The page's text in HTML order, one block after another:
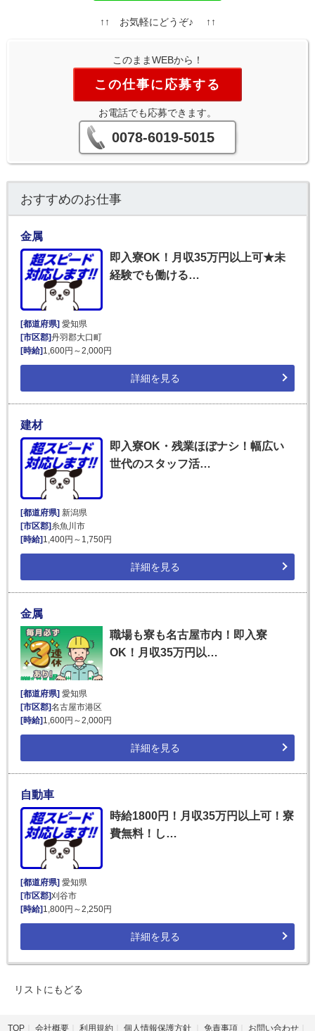
↑↑ お気軽にどうぞ♪ ↑↑
このままWEBから！
この仕事に応募する
お電話でも応募できます。
0078-6019-5015
おすすめのお仕事
金属
即入寮OK！月収35万円以上可★未
経験でも働ける…
[都道府県] 愛知県
[市区郡]丹羽郡大口町
[時給] 1,600円～2,000円
詳細を見る
建材
即入寮OK・残業ほぼナシ！幅広い
世代のスタッフ活…
[都道府県]新潟県
[市区郡]糸魚川市
[時給]1,400円～1,750円
詳細を見る
金属
職場も寮も名古屋市内！即入寮
OK！月収35万円以…
[都道府県] 愛知県
[市区郡]名古屋市港区
[時給] 1,600円～2,000円
詳細を見る
自動車
時給1800円！月収35万円以上可！寮
費無料！し…
[都道府県] 愛知県
[市区郡]刈谷市
[時給] 1,800円～2,250円
詳細を見る
リストにもどる
TOP 会社概要 利用規約 個人情報保護方針 免責事項 お問い合わせ